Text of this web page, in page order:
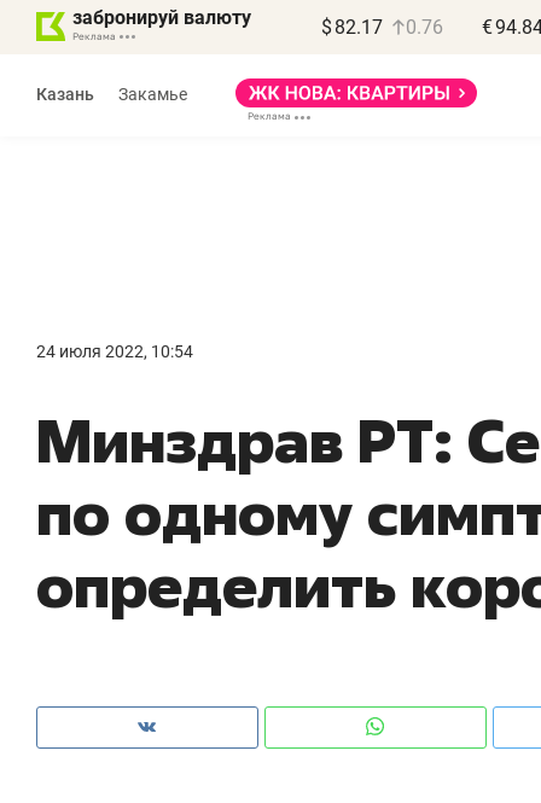
забронируй валюту $ 82.17 0.76 €
Казань Закамье
24 июля 2022, 10:54
Минздрав РТ:
по одному
определить
правил, бизнес может
потерять минимум
Как бизнесу выйти на зарубежные
чем интересен Оман?